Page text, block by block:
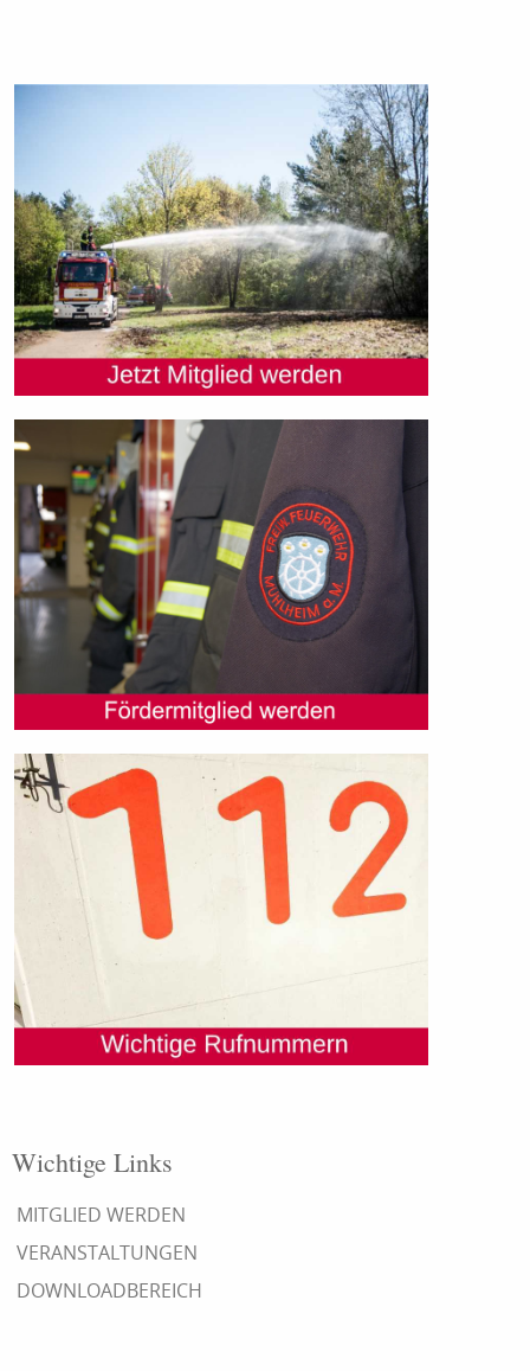
Wichtige Links
MITGLIED WERDEN
VERANSTALTUNGEN
DOWNLOADBEREICH